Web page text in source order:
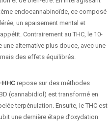
endocannabinoïde, ce composé
un apaisement mental et
Contrairement au THC, le 10-
alternative plus douce, avec une
des effets équilibrés.
HHC repose sur des méthodes
(cannabidiol) est transformé en
terpénulation. Ensuite, le THC est
une dernière étape d’oxydation